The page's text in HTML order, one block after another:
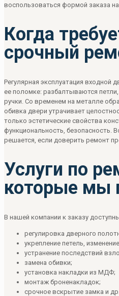
воспользоваться формой заказа на
Когда
срочный
Регулярная эксплуатация входной
ее поломке: разбалтываются
ручки. Со временем на металле
обивка двери утрачивает
только эстетические свойства
функциональность, безопасность.
решается, если доверить ремонт
Услуги по
которые мы
В нашей компании к заказу
регулировка дверного
укрепление петель,
устранение последствий
замена обивки;
установка накладки из МДФ;
монтаж броненакладок;
срочное вскрытие замка и др.